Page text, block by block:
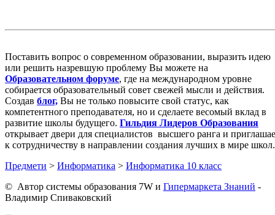
Поставить вопрос о современном образовании, выразить идею
или решить назревшую проблему Вы можете на
Образовательном форуме, где на международном уровне
собирается образовательный совет свежей мысли и действия.
Создав блог, Вы не только повысите свой статус, как
компетентного преподавателя, но и сделаете весомый вклад в
развитие школы будущего. Гильдия Лидеров Образования
открывает двери для специалистов высшего ранга и
к сотрудничеству в направлении создания лучших в мире школ.
Предмети > Информатика > Информатика 10 класс
© Автор системы образования 7W и Гипермаркета Знаний -
Владимир Спиваковский